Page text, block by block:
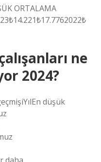
ORTALAMA
ne
2024?
düşük